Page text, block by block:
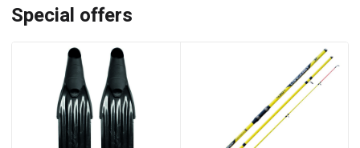
Special offers